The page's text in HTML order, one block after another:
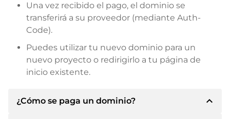
Una vez recibido el pago, el dominio se
transferirá a su proveedor (mediante Auth-
Code).
Puedes utilizar tu nuevo dominio para un
nuevo proyecto o redirigirlo a tu página de
inicio existente.
¿Cómo se paga un dominio? expand_less